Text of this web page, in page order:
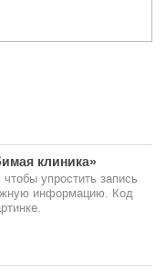
клиника»
упростить запись
информацию. Код